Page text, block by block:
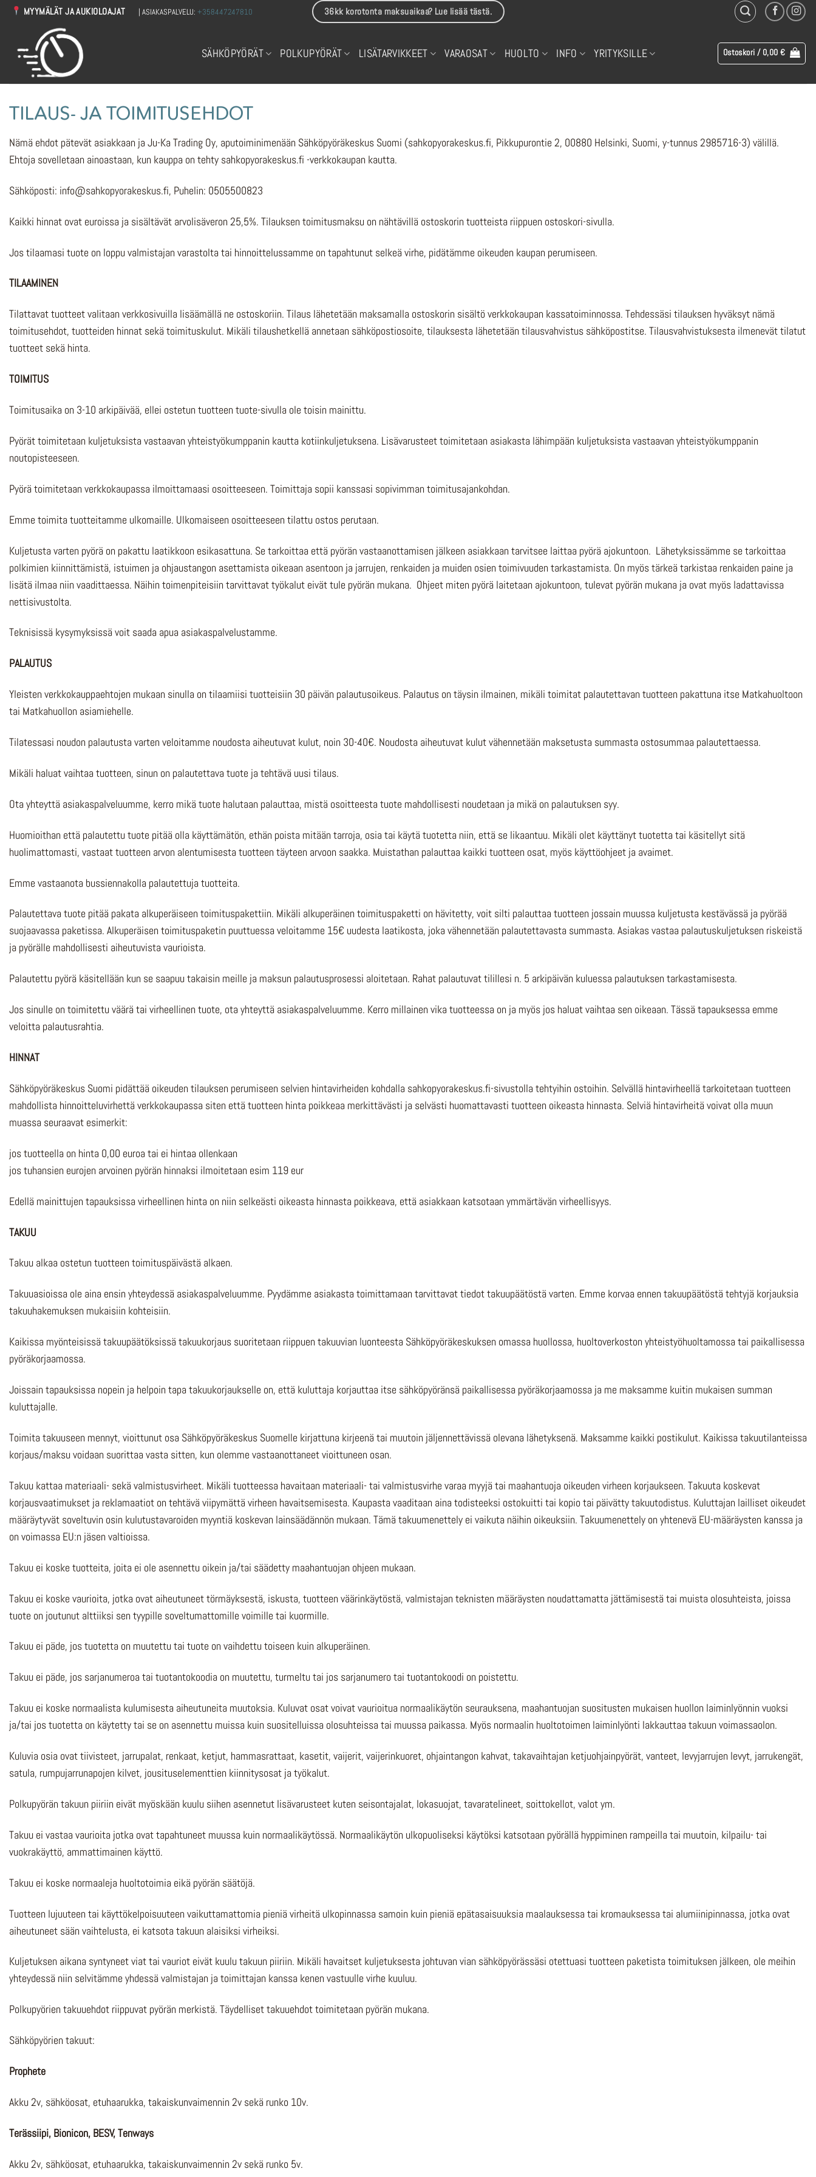
Skip
MYYMÄLÄT JA AUKIOLOAJAT | ASIAKASPALVELU:+358447247810 36kk korotonta maksuaikaa? Lue lisää tästä.
SÄHKÖPYÖRÄT POLKUPYÖRÄT LISÄTARVIKKEET VARAOSAT HUOLTO INFO YRITYKSILLE Ostoskori / 0,00 €
TILAUS- JA TOIMITUSEHDOT
Nämä ehdot pätevät asiakkaan ja Ju-Ka Trading Oy, aputoiminimenään Sähköpyöräkeskus Suomi (sahkopyorakeskus.fi, Pikkupurontie 2, 00880 Helsinki, Suomi, y-tunnus 2985716-3) välillä.
Ehtoja sovelletaan ainoastaan, kun kauppa on tehty sahkopyorakeskus.fi -verkkokaupan kautta.
Sähköposti: info@sahkopyorakeskus.fi, Puhelin: 0505500823
Kaikki hinnat ovat euroissa ja sisältävät arvolisäveron 25,5%. Tilauksen toimitusmaksu on nähtävillä ostoskorin tuotteista riippuen ostoskori-sivulla.
Jos tilaamasi tuote on loppu valmistajan varastolta tai hinnoittelussamme on tapahtunut selkeä virhe, pidätämme oikeuden kaupan perumiseen.
TILAAMINEN
Tilattavat tuotteet valitaan verkkosivuilla lisäämällä ne ostoskoriin. Tilaus lähetetään maksamalla ostoskorin sisältö verkkokaupan kassatoiminnossa. Tehdessäsi tilauksen hyväksyt nämä
toimitusehdot, tuotteiden hinnat sekä toimituskulut. Mikäli tilaushetkellä annetaan sähköpostiosoite, tilauksesta lähetetään tilausvahvistus sähköpostitse. Tilausvahvistuksesta ilmenevät tilatut
tuotteet sekä hinta.
TOIMITUS
Toimitusaika on 3-10 arkipäivää, ellei ostetun tuotteen tuote-sivulla ole toisin mainittu.
Pyörät toimitetaan kuljetuksista vastaavan yhteistyökumppanin kautta kotiinkuljetuksena. Lisävarusteet toimitetaan asiakasta lähimpään kuljetuksista vastaavan yhteistyökumppanin
noutopisteeseen.
Pyörä toimitetaan verkkokaupassa ilmoittamaasi osoitteeseen. Toimittaja sopii kanssasi sopivimman toimitusajankohdan.
Emme toimita tuotteitamme ulkomaille. Ulkomaiseen osoitteeseen tilattu ostos perutaan.
Kuljetusta varten pyörä on pakattu laatikkoon esikasattuna. Se tarkoittaa että pyörän vastaanottamisen jälkeen asiakkaan tarvitsee laittaa pyörä ajokuntoon. Lähetyksissämme se tarkoittaa
polkimien kiinnittämistä, istuimen ja ohjaustangon asettamista oikeaan asentoon ja jarrujen, renkaiden ja muiden osien toimivuuden tarkastamista. On myös tärkeä tarkistaa renkaiden paine ja
lisätä ilmaa niin vaadittaessa. Näihin toimenpiteisiin tarvittavat työkalut eivät tule pyörän mukana. Ohjeet miten pyörä laitetaan ajokuntoon, tulevat pyörän mukana ja ovat myös ladattavissa
nettisivustolta.
Teknisissä kysymyksissä voit saada apua asiakaspalvelustamme.
PALAUTUS
Yleisten verkkokauppaehtojen mukaan sinulla on tilaamiisi tuotteisiin 30 päivän palautusoikeus. Palautus on täysin ilmainen, mikäli toimitat palautettavan tuotteen pakattuna itse Matkahuoltoon
tai Matkahuollon asiamiehelle.
Tilatessasi noudon palautusta varten veloitamme noudosta aiheutuvat kulut, noin 30-40€. Noudosta aiheutuvat kulut vähennetään maksetusta summasta ostosummaa palautettaessa.
Mikäli haluat vaihtaa tuotteen, sinun on palautettava tuote ja tehtävä uusi tilaus.
Ota yhteyttä asiakaspalveluumme, kerro mikä tuote halutaan palauttaa, mistä osoitteesta tuote mahdollisesti noudetaan ja mikä on palautuksen syy.
Huomioithan että palautettu tuote pitää olla käyttämätön, ethän poista mitään tarroja, osia tai käytä tuotetta niin, että se likaantuu. Mikäli olet käyttänyt tuotetta tai käsitellyt sitä
huolimattomasti, vastaat tuotteen arvon alentumisesta tuotteen täyteen arvoon saakka. Muistathan palauttaa kaikki tuotteen osat, myös käyttöohjeet ja avaimet.
Emme vastaanota bussiennakolla palautettuja tuotteita.
Palautettava tuote pitää pakata alkuperäiseen toimituspakettiin. Mikäli alkuperäinen toimituspaketti on hävitetty, voit silti palauttaa tuotteen jossain muussa kuljetusta kestävässä ja pyörää
suojaavassa paketissa. Alkuperäisen toimituspaketin puuttuessa veloitamme 15€ uudesta laatikosta, joka vähennetään palautettavasta summasta. Asiakas vastaa palautuskuljetuksen riskeistä
ja pyörälle mahdollisesti aiheutuvista vaurioista.
Palautettu pyörä käsitellään kun se saapuu takaisin meille ja maksun palautusprosessi aloitetaan. Rahat palautuvat tilillesi n. 5 arkipäivän kuluessa palautuksen tarkastamisesta.
Jos sinulle on toimitettu väärä tai virheellinen tuote, ota yhteyttä asiakaspalveluumme. Kerro millainen vika tuotteessa on ja myös jos haluat vaihtaa sen oikeaan. Tässä tapauksessa emme
veloitta palautusrahtia.
HINNAT
Sähköpyöräkeskus Suomi pidättää oikeuden tilauksen perumiseen selvien hintavirheiden kohdalla sahkopyorakeskus.fi-sivustolla tehtyihin ostoihin. Selvällä hintavirheellä tarkoitetaan tuotteen
mahdollista hinnoitteluvirhettä verkkokaupassa siten että tuotteen hinta poikkeaa merkittävästi ja selvästi huomattavasti tuotteen oikeasta hinnasta. Selviä hintavirheitä voivat olla muun
muassa seuraavat esimerkit:
jos tuotteella on hinta 0,00 euroa tai ei hintaa ollenkaan
jos tuhansien eurojen arvoinen pyörän hinnaksi ilmoitetaan esim 119 eur
Edellä mainittujen tapauksissa virheellinen hinta on niin selkeästi oikeasta hinnasta poikkeava, että asiakkaan katsotaan ymmärtävän virheellisyys.
TAKUU
Takuu alkaa ostetun tuotteen toimituspäivästä alkaen.
Takuuasioissa ole aina ensin yhteydessä asiakaspalveluumme. Pyydämme asiakasta toimittamaan tarvittavat tiedot takuupäätöstä varten. Emme korvaa ennen takuupäätöstä tehtyjä korjauksia
takuuhakemuksen mukaisiin kohteisiin.
Kaikissa myönteisissä takuupäätöksissä takuukorjaus suoritetaan riippuen takuuvian luonteesta Sähköpyöräkeskuksen omassa huollossa, huoltoverkoston yhteistyöhuoltamossa tai paikallisessa
pyöräkorjaamossa.
Joissain tapauksissa nopein ja helpoin tapa takuukorjaukselle on, että kuluttaja korjauttaa itse sähköpyöränsä paikallisessa pyöräkorjaamossa ja me maksamme kuitin mukaisen summan
kuluttajalle.
Toimita takuuseen mennyt, vioittunut osa Sähköpyöräkeskus Suomelle kirjattuna kirjeenä tai muutoin jäljennettävissä olevana lähetyksenä. Maksamme kaikki postikulut. Kaikissa takuutilanteissa
korjaus/maksu voidaan suorittaa vasta sitten, kun olemme vastaanottaneet vioittuneen osan.
Takuu kattaa materiaali- sekä valmistusvirheet. Mikäli tuotteessa havaitaan materiaali- tai valmistusvirhe varaa myyjä tai maahantuoja oikeuden virheen korjaukseen. Takuuta koskevat
korjausvaatimukset ja reklamaatiot on tehtävä viipymättä virheen havaitsemisesta. Kaupasta vaaditaan aina todisteeksi ostokuitti tai kopio tai päivätty takuutodistus. Kuluttajan lailliset oikeudet
määräytyvät soveltuvin osin kulutustavaroiden myyntiä koskevan lainsäädännön mukaan. Tämä takuumenettely ei vaikuta näihin oikeuksiin. Takuumenettely on yhtenevä EU-määräysten kanssa ja
on voimassa EU:n jäsen valtioissa.
Takuu ei koske tuotteita, joita ei ole asennettu oikein ja/tai säädetty maahantuojan ohjeen mukaan.
Takuu ei koske vaurioita, jotka ovat aiheutuneet törmäyksestä, iskusta, tuotteen väärinkäytöstä, valmistajan teknisten määräysten noudattamatta jättämisestä tai muista olosuhteista, joissa
tuote on joutunut alttiiksi sen tyypille soveltumattomille voimille tai kuormille.
Takuu ei päde, jos tuotetta on muutettu tai tuote on vaihdettu toiseen kuin alkuperäinen.
Takuu ei päde, jos sarjanumeroa tai tuotantokoodia on muutettu, turmeltu tai jos sarjanumero tai tuotantokoodi on poistettu.
Takuu ei koske normaalista kulumisesta aiheutuneita muutoksia. Kuluvat osat voivat vaurioitua normaalikäytön seurauksena, maahantuojan suositusten mukaisen huollon laiminlyönnin vuoksi
ja/tai jos tuotetta on käytetty tai se on asennettu muissa kuin suositelluissa olosuhteissa tai muussa paikassa. Myös normaalin huoltotoimen laiminlyönti lakkauttaa takuun voimassaolon.
Kuluvia osia ovat tiivisteet, jarrupalat, renkaat, ketjut, hammasrattaat, kasetit, vaijerit, vaijerinkuoret, ohjaintangon kahvat, takavaihtajan ketjuohjainpyörät, vanteet, levyjarrujen levyt, jarrukengät,
satula, rumpujarrunapojen kilvet, jousituselementtien kiinnitysosat ja työkalut.
Polkupyörän takuun piiriin eivät myöskään kuulu siihen asennetut lisävarusteet kuten seisontajalat, lokasuojat, tavaratelineet, soittokellot, valot ym.
Takuu ei vastaa vaurioita jotka ovat tapahtuneet muussa kuin normaalikäytössä. Normaalikäytön ulkopuoliseksi käytöksi katsotaan pyörällä hyppiminen rampeilla tai muutoin, kilpailu- tai
vuokrakäyttö, ammattimainen käyttö.
Takuu ei koske normaaleja huoltotoimia eikä pyörän säätöjä.
Tuotteen lujuuteen tai käyttökelpoisuuteen vaikuttamattomia pieniä virheitä ulkopinnassa samoin kuin pieniä epätasaisuuksia maalauksessa tai kromauksessa tai alumiinipinnassa, jotka ovat
aiheutuneet sään vaihtelusta, ei katsota takuun alaisiksi virheiksi.
Kuljetuksen aikana syntyneet viat tai vauriot eivät kuulu takuun piiriin. Mikäli havaitset kuljetuksesta johtuvan vian sähköpyörässäsi otettuasi tuotteen paketista toimituksen jälkeen, ole meihin
yhteydessä niin selvitämme yhdessä valmistajan ja toimittajan kanssa kenen vastuulle virhe kuuluu.
Polkupyörien takuuehdot riippuvat pyörän merkistä. Täydelliset takuuehdot toimitetaan pyörän mukana.
Sähköpyörien takuut:
Prophete
Akku 2v, sähköosat, etuhaarukka, takaiskunvaimennin 2v sekä runko 10v.
Terässiipi, Bionicon, BESV, Tenways
Akku 2v, sähköosat, etuhaarukka, takaiskunvaimennin 2v sekä runko 5v.